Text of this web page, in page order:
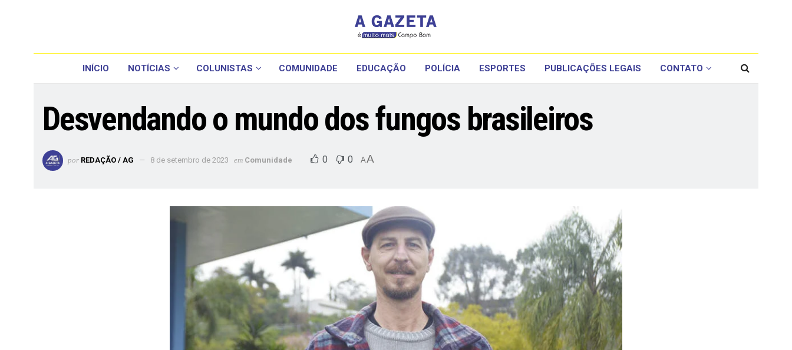
INÍCIO NOTÍCIAS COLUNISTAS COMUNIDADE EDUCAÇÃO POLÍCIA ESPORTES PUBLICAÇÕES LEGAIS CONTATO
Desvendando o mundo dos fungos brasileiros
por REDAÇÃO / AG 8 de setembro de 2023 em Comunidade 0 0 AA